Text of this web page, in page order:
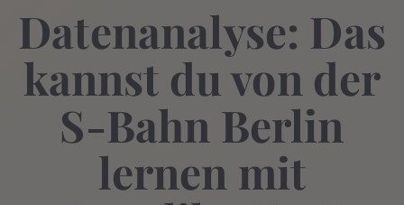
Datenanalyse: Das
kannst du von der
S-Bahn Berlin
lernen mit